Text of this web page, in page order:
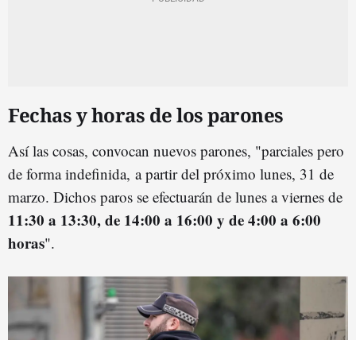
Fechas y horas de los parones
Así las cosas, convocan nuevos parones, "parciales pero
de forma indefinida, a partir del próximo lunes, 31 de
marzo. Dichos paros se efectuarán de lunes a viernes de
11:30 a 13:30, de 14:00 a 16:00 y de 4:00 a 6:00
horas".